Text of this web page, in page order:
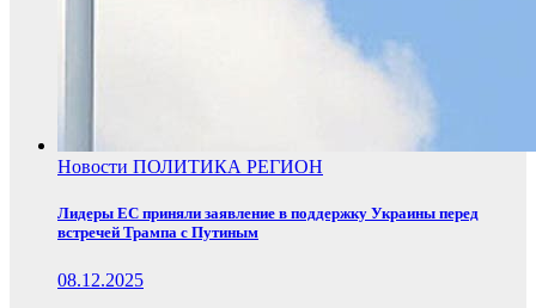
Новости ПОЛИТИКА РЕГИОН
Лидеры ЕС приняли заявление в поддержку Украины перед
встречей Трампа с Путиным
08.12.2025